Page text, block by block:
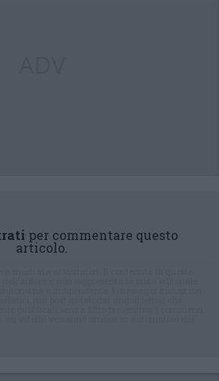
per commentare questo
articolo.